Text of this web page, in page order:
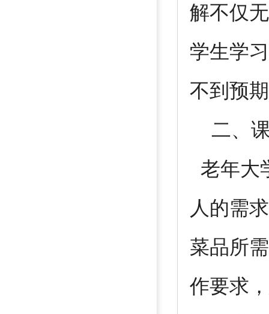
解不仅
学生学
不到预
二、课
老年大
人的需
菜品所
作要求